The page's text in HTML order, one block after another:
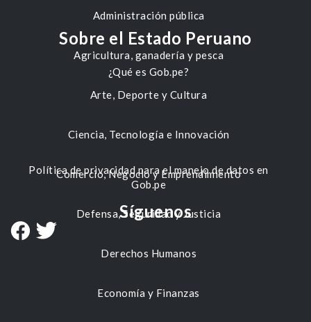
Administración pública
Agricultura, ganadería y pesca
Arte, Deporte y Cultura
Ciencia, Tecnología e Innovación
Comercio, Negocio y Emprendimiento
Defensa, Seguridad y Justicia
Derechos Humanos
Economía y Finanzas
Sobre el Estado Peruano
¿Qué es Gob.pe?
Política de privacidad para el manejo de datos en
Gob.pe
Síguenos